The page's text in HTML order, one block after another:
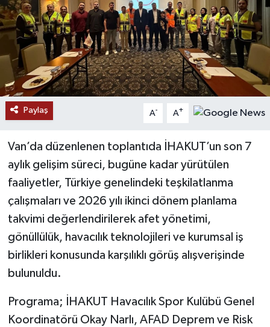
Paylaş A- A+
Van’da düzenlenen toplantıda İHAKUT’un son 7
aylık gelişim süreci, bugüne kadar yürütülen
faaliyetler, Türkiye genelindeki teşkilatlanma
çalışmaları ve 2026 yılı ikinci dönem planlama
takvimi değerlendirilerek afet yönetimi,
gönüllülük, havacılık teknolojileri ve kurumsal iş
birlikleri konusunda karşılıklı görüş alışverişinde
bulunuldu.
Programa; İHAKUT Havacılık Spor Kulübü Genel
Koordinatörü Okay Narlı, AFAD Deprem ve Risk